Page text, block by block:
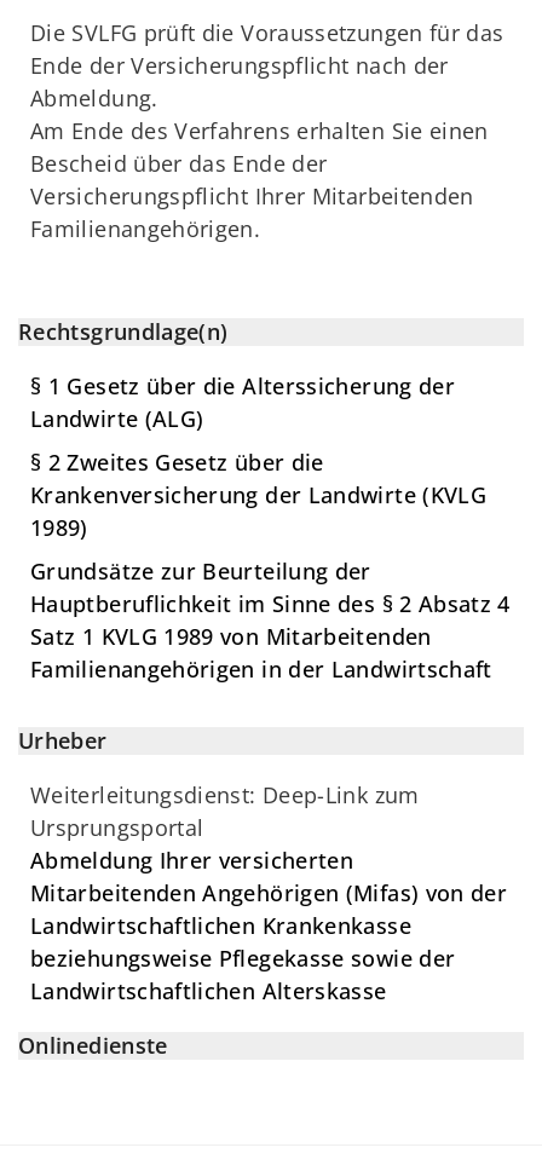
Die SVLFG prüft die Voraussetzungen für das
Ende der Versicherungspflicht nach der
Abmeldung.
Am Ende des Verfahrens erhalten Sie einen
Bescheid über das Ende der
Versicherungspflicht Ihrer Mitarbeitenden
Familienangehörigen.
Rechtsgrundlage(n)
§ 1 Gesetz über die Alterssicherung der
Landwirte (ALG)
§ 2 Zweites Gesetz über die
Krankenversicherung der Landwirte (KVLG
1989)
Grundsätze zur Beurteilung der
Hauptberuflichkeit im Sinne des § 2 Absatz 4
Satz 1 KVLG 1989 von Mitarbeitenden
Familienangehörigen in der Landwirtschaft
Urheber
Weiterleitungsdienst: Deep-Link zum
Ursprungsportal
Abmeldung Ihrer versicherten
Mitarbeitenden Angehörigen (Mifas) von der
Landwirtschaftlichen Krankenkasse
beziehungsweise Pflegekasse sowie der
Landwirtschaftlichen Alterskasse
Onlinedienste